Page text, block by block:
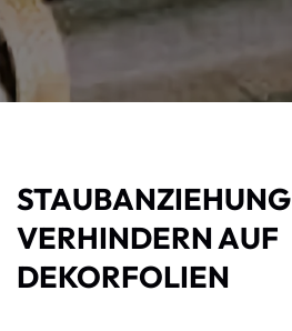
STAUBANZIEHUNG
VERHINDERN AUF
DEKORFOLIEN